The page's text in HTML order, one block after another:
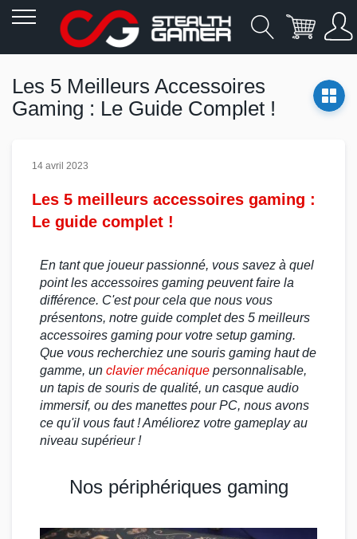
contenu
Les 5 Meilleurs Accessoires
Gaming : Le Guide Complet !
14 avril 2023
Les 5 meilleurs accessoires gaming :
Le guide complet !
En tant que joueur passionné, vous savez à quel
point les accessoires gaming peuvent faire la
différence. C'est pour cela que nous vous
présentons, notre guide complet des 5 meilleurs
accessoires gaming pour votre setup gaming.
Que vous recherchiez une souris gaming haut de
gamme, un clavier mécanique personnalisable,
un tapis de souris de qualité, un casque audio
immersif, ou des manettes pour PC, nous avons
ce qu'il vous faut ! Améliorez votre gameplayau
niveau supérieur !
Nos périphériques gaming